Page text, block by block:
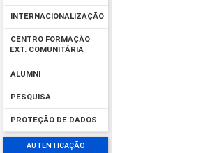
INTERNACIONALIZAÇÃO
CENTRO FORMAÇÃO
EXT. COMUNITÁRIA
ALUMNI
PESQUISA
PROTEÇÃO DE DADOS
AUTENTICAÇÃO